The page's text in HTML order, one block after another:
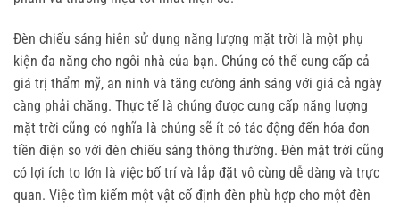
Đèn chiếu sáng hiên sử dụng năng lượng mặt trời là một phụ
kiện đa năng cho ngôi nhà của bạn. Chúng có thể cung cấp cả
giá trị thẩm mỹ, an ninh và tăng cường ánh sáng với giá cả ngày
càng phải chăng. Thực tế là chúng được cung cấp năng lượng
mặt trời cũng có nghĩa là chúng sẽ ít có tác động đến hóa đơn
tiền điện so với đèn chiếu sáng thông thường. Đèn mặt trời cũng
có lợi ích to lớn là việc bố trí và lắp đặt vô cùng dễ dàng và trực
quan. Việc tìm kiếm một vật cố định đèn phù hợp cho một đèn